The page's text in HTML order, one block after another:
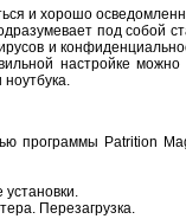
и хорошо
под собой
и
настройке можно
программы Patrition
Перезагрузка.